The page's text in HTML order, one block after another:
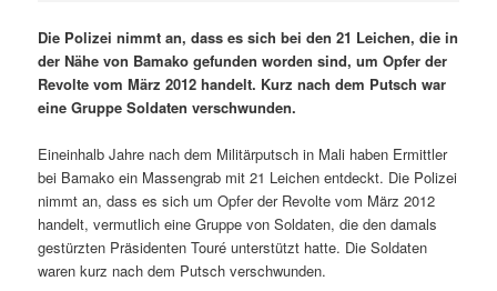
Die Polizei nimmt an, dass es sich bei den 21 Leichen, die in
der Nähe von Bamako gefunden worden sind, um Opfer der
Revolte vom März 2012 handelt. Kurz nach dem Putsch war
eine Gruppe Soldaten verschwunden.
Eineinhalb Jahre nach dem Militärputsch in Mali haben Ermittler
bei Bamako ein Massengrab mit 21 Leichen entdeckt. Die Polizei
nimmt an, dass es sich um Opfer der Revolte vom März 2012
handelt, vermutlich eine Gruppe von Soldaten, die den damals
gestürzten Präsidenten Touré unterstützt hatte. Die Soldaten
waren kurz nach dem Putsch verschwunden.